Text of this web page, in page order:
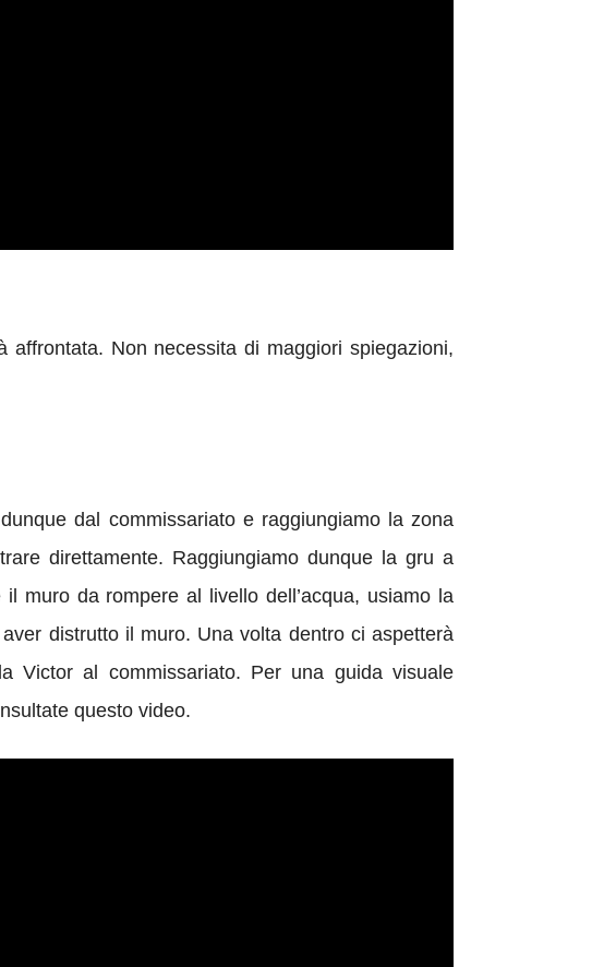
Non necessita di maggiori spiegazioni,
dal commissariato e raggiungiamo la zona
direttamente. Raggiungiamo dunque la gru a
muro da rompere al livello dell’acqua, usiamo la
distrutto il muro. Una volta dentro ci aspetterà
Victor al commissariato. Per una guida visuale
questo video.